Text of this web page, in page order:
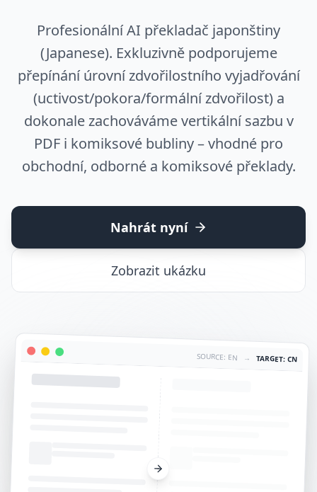
Profesionální AI překladač japonštiny
(Japanese). Exkluzivně podporujeme
přepínání úrovní zdvořilostního vyjadřování
(uctivost/pokora/formální zdvořilost) a
dokonale zachováváme vertikální sazbu v
PDF i komiksové bubliny – vhodné pro
obchodní, odborné a komiksové překlady.
Nahrát nyní
Zobrazit ukázku
SOURCE: EN → TARGET: CN